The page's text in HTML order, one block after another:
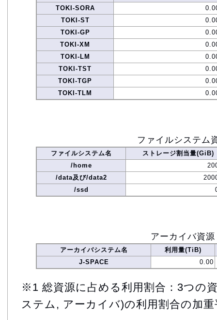
TOKI-SORA
TOKI-ST
TOKI-GP
TOKI-XM
TOKI-LM
TOKI-TST
TOKI-TGP
TOKI-TLM
ファイルシステム
ファイルシステム名
ストレージ割当量(GiB)
/home
/data及び/data2
/ssd
アーカイバ資源
アーカイバシステム名
利用量(TiB)
J-SPACE
0.00
※1 総資源に占める利用割合：3つの
ステム, アーカイバ)の利用割合の加重